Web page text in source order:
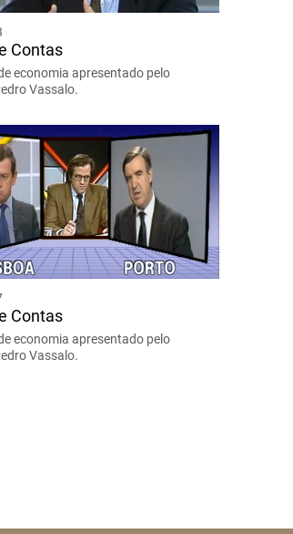
Contas
economia apresentado pelo
Vassalo.
Contas
economia apresentado pelo
Vassalo.